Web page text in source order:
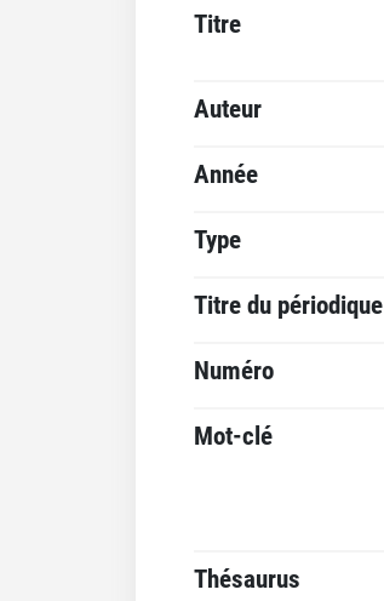
Titre
Auteur
Année
Type
Titre du périodique
Numéro
Mot-clé
Thésaurus